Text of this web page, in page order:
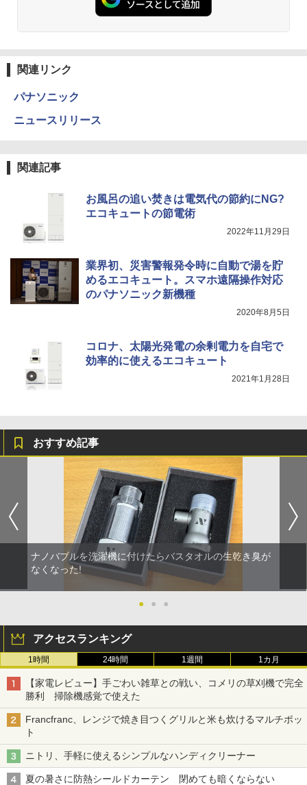
関連リンク
パナソニック
ニュースリリース
関連記事
お風呂の追い焚きは電気代の節約にNG?
エコキュートの節電術
2022年11月29日
業界初、災害警報発令時に自動で湯を貯
めるエコキュート。スマホ遠隔操作対応
のパナソニック新機種
2020年8月5日
コロナ、太陽光発電の余剰電力を自宅で
効率的に使えるエコキュート
2021年1月28日
おすすめ記事
ナノバブルを洗濯機に付けたらバスタオルの生乾き臭が
なくなった!
● ● ●
アクセスランキング
1時間 24時間 1週間 1カ月
【家電レビュー】手ごわい雑草との戦い、コメリの草刈機で完全
勝利 掃除機感覚で使えた
Francfranc、レンジで焼き目つくグリルと米も炊けるマルチポッ
ト
ニトリ、手軽に使えるシンプルなハンディクリーナー
夏の暑さに防熱シールドカーテン 閉めても暗くならない